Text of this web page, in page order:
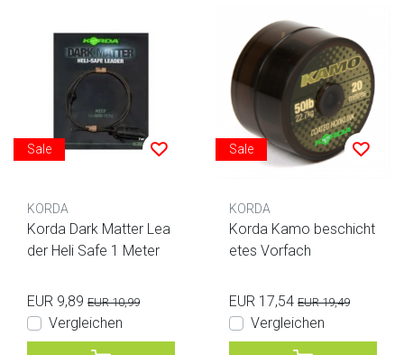
Sale
KORDA
Korda Dark Matter Lea
der Heli Safe 1 Meter
EUR 9,89 EUR 10,99
Vergleichen
Sale
KORDA
Korda Kamo beschicht
etes Vorfach
EUR 17,54 EUR 19,49
Vergleichen